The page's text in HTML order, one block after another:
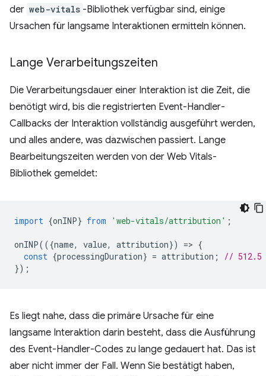
der web-vitals -Bibliothek verfügbar sind, einige
Ursachen für langsame Interaktionen ermitteln können.
Lange Verarbeitungszeiten
Die Verarbeitungsdauer einer Interaktion ist die Zeit, die
benötigt wird, bis die registrierten Event-Handler-
Callbacks der Interaktion vollständig ausgeführt werden,
und alles andere, was dazwischen passiert. Lange
Bearbeitungszeiten werden von der Web Vitals-
Bibliothek gemeldet:
import {onINP} from 'web-vitals/attribution' ;
onINP(({name, value, attribution}) => {
const {processingDuration} = attribution ;
// 512.5
});
Es liegt nahe, dass die primäre Ursache für eine
langsame Interaktion darin besteht, dass die Ausführung
des Event-Handler-Codes zu lange gedauert hat. Das ist
aber nicht immer der Fall. Wenn Sie bestätigt haben,